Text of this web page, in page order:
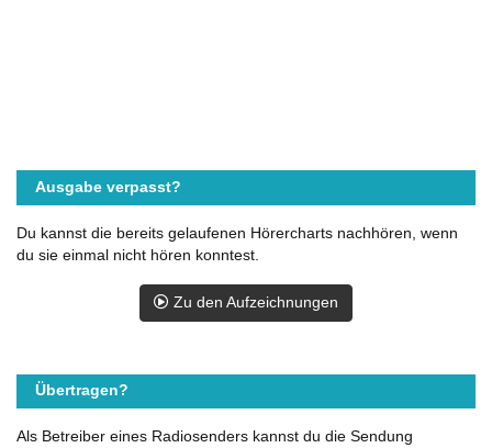
Ausgabe verpasst?
Du kannst die bereits gelaufenen Hörercharts nachhören, wenn
du sie einmal nicht hören konntest.
Zu den Aufzeichnungen
Übertragen?
Als Betreiber eines Radiosenders kannst du die Sendung